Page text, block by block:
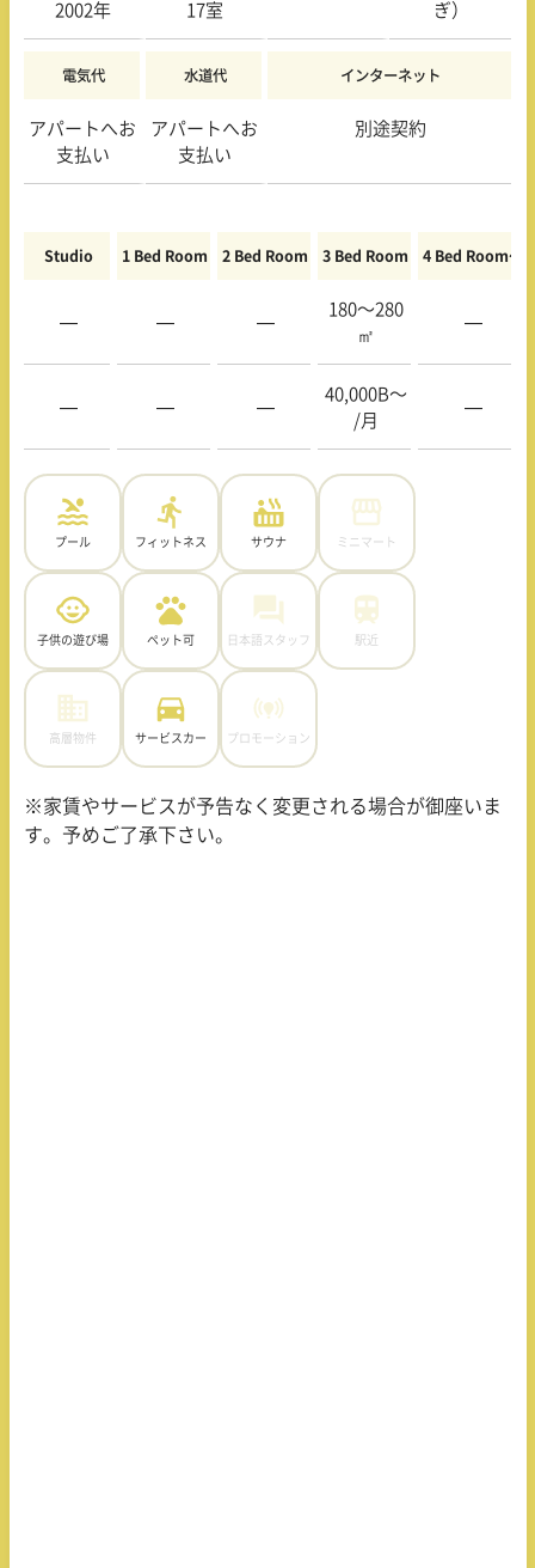
2002年
17室
ぎ）
電気代 水道代 インターネット
アパートへお
支払い
アパートへお
支払い
別途契約
Studio 1 Bed Room 2 Bed Room 3 Bed Room 4 Bed Room〜
— — —
180〜280
㎡
—
— — —
40,000B〜
/月
—
プール フィットネス サウナ ミニマート
子供の遊び場 ペット可 日本語スタッフ 駅近
高層物件 サービスカー プロモーション
※家賃やサービスが予告なく変更される場合が御座いま
す。予めご了承下さい。